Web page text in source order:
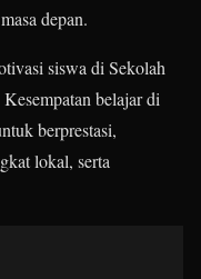
depan.
siswa di Sekolah
belajar di
berprestasi,
lokal, serta